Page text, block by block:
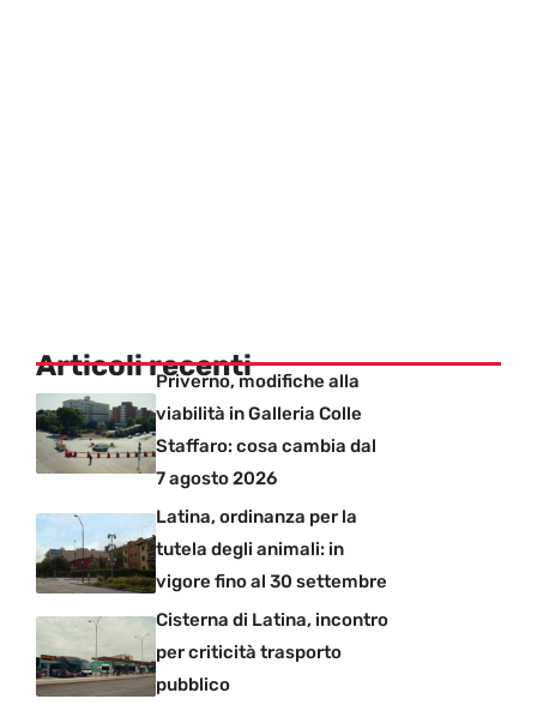
Articoli recentiPriverno, modifiche alla
viabilità in Galleria Colle
Staffaro: cosa cambia dal
7 agosto 2026
Latina, ordinanza per la
tutela degli animali: in
vigore fino al 30 settembre
Cisterna di Latina, incontro
per criticità trasporto
pubblico